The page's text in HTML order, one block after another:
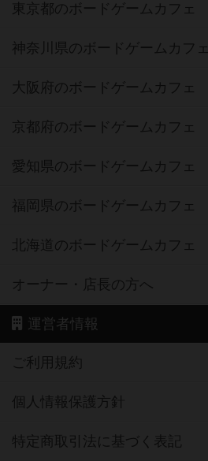
東京都のボードゲームカフェ
神奈川県のボードゲームカフェ
大阪府のボードゲームカフェ
京都府のボードゲームカフェ
愛知県のボードゲームカフェ
福岡県のボードゲームカフェ
北海道のボードゲームカフェ
オーナー・店長の方へ
運営者情報
ご利用規約
個人情報保護方針
特定商取引法に基づく表記